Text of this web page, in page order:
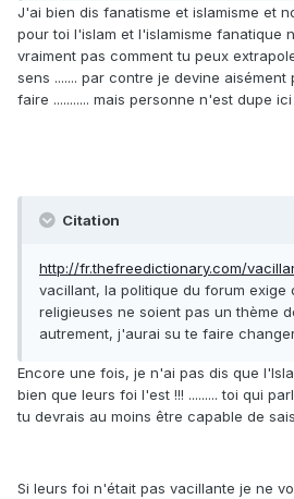
J'ai bien dis fanatisme et islamisme et
pour toi l'islam et l'islamisme fanatique
vraiment pas comment tu peux
sens ....... par contre je devine
faire ........... mais personne n'est dupe ici
Citation
http://fr.thefreedictionary.com/
vacillant, la politique du forum exige
religieuses ne soient pas un thème
autrement, j'aurai su te faire
Encore une fois, je n'ai pas dis que
bien que leurs foi l'est !!! ......... toi qui
tu devrais au moins être capable de
Si leurs foi n'était pas vacillante je ne